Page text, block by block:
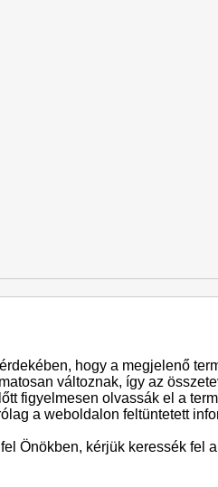
hogy a megjelenő
változnak, így az
figyelmesen olvassák el a
a weboldalon feltüntetett
Önökben, kérjük keressék